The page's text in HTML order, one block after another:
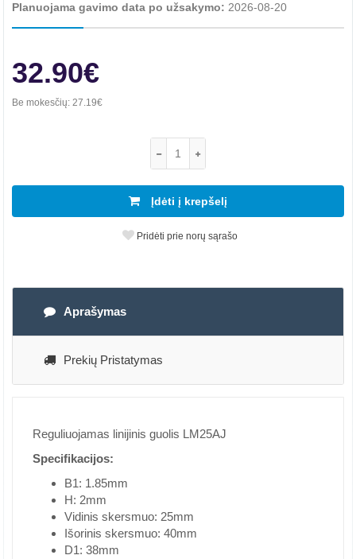
Planuojama gavimo data po užsakymo: 2026-08-20
32.90€
Be mokesčių: 27.19€
Įdėti į krepšelį
Pridėti prie norų sąrašo
Aprašymas
Prekių Pristatymas
Reguliuojamas linijinis guolis LM25AJ
Specifikacijos:
B1: 1.85mm
H: 2mm
Vidinis skersmuo: 25mm
Išorinis skersmuo: 40mm
D1: 38mm